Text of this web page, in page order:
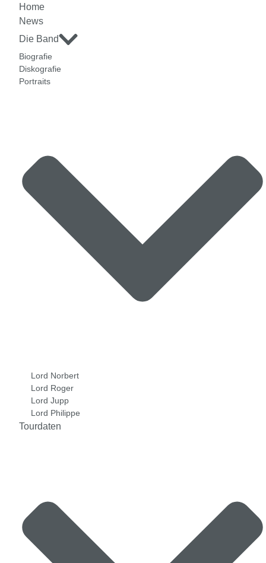
Home
News
Die Band
Biografie
Diskografie
Portraits
Lord Norbert
Lord Roger
Lord Jupp
Lord Philippe
Tourdaten